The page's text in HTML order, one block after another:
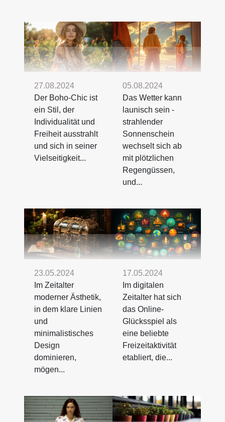
27.08.2024
Der Boho-Chic ist
ein Stil, der
Individualität und
Freiheit ausstrahlt
und sich in seiner
Vielseitigkeit...
05.08.2024
Das Wetter kann
launisch sein -
strahlender
Sonnenschein
wechselt sich ab
mit plötzlichen
Regengüssen,
und...
23.05.2024
Im Zeitalter
moderner Ästhetik,
in dem klare Linien
und
minimalistisches
Design
dominieren,
mögen...
17.05.2024
Im digitalen
Zeitalter hat sich
das Online-
Glücksspiel als
eine beliebte
Freizeitaktivität
etabliert, die...